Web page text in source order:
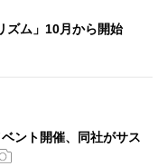
ズム」10月から開始
ント開催、同社がサス